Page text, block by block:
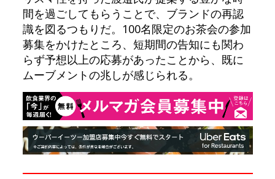
間を過ごしてもらうことで、ブランドの再認
識を図るつもりだ。100名限定のお茶会の参加
募集をかけたところ、短期間の告知にも関わ
らず予想以上の応募があったことから、既に
ムーブメントの兆しが感じられる。